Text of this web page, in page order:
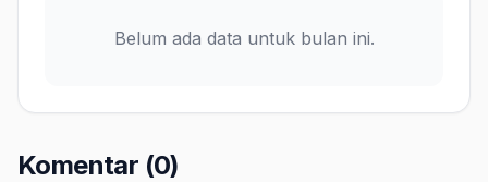
Belum ada data untuk bulan ini.
Komentar (0)